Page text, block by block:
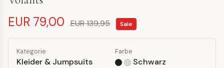
EUR 79,00 EUR 139,95 Sale
Kategorie
Kleider & Jumpsuits
Farbe
Schwarz